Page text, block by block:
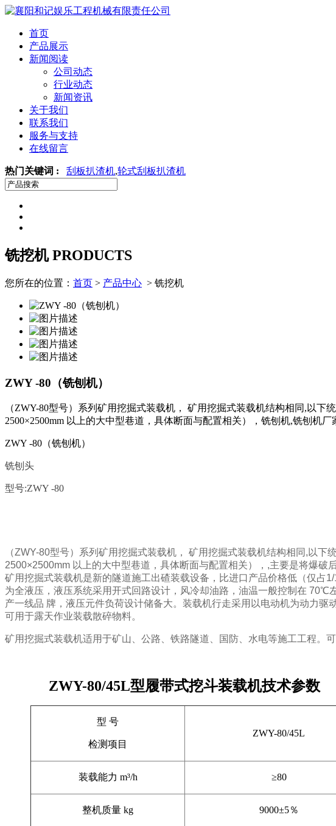
首页
产品展示
新闻阅读
公司动态
行业动态
新闻资讯
关于我们
联系我们
服务与支持
在线留言
热门关键词 : 刮板扒渣机,轮式刮板扒渣机
铣挖机PRODUCTS
您所在的位置： 首页 > 产品中心 > 铣挖机
ZWY -80（铣刨机）
（ZWY-80型号）系列矿用挖掘式装载机， 矿用挖掘式装载机结构相同,以下统称
2500×2500mm 以上的大中型巷道，具体断面与配置相关），铣刨机,铣刨机
ZWY -80（铣刨机）
铣刨头
型号:ZWY -80
（ZWY-80型号）系列矿用挖掘式装载机， 矿用挖掘式装载机结构相同 , 以下
2500×2500mm 以上的大中型巷道，具体断面与配置相关），,主要是将爆破
矿用挖掘式装载机是新的隧道施工出碴装载设备，比进口产品价格低（仅占
为全液压，液压系统采用开式回路设计，风冷却油路，油温一般控制在 70℃
产一线品 牌，液压元件负荷设计储备大。装载机行走采用以电动机为动力
可用于露天作业装载散碎物料。
矿用挖掘式装载机适用于矿山、公路、铁路隧道、国防、水电等施工工程。可
ZWY-80/45L型履带式挖斗装载机技术参数
型 号
检测项目
ZWY-80/45L
装载能力 m³/h ≥80
整机质量 kg 9000±5％